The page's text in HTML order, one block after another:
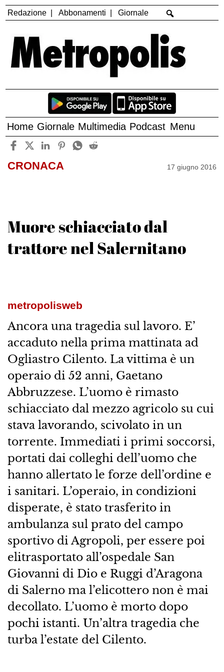
Redazione Abbonamenti Giornale
Home Giornale Multimedia Podcast Menu
CRONACA 17 giugno 2016
Muore schiacciato dal
trattore nel Salernitano
metropolisweb
Ancora una tragedia sul lavoro. E’
accaduto nella prima mattinata ad
Ogliastro Cilento. La vittima è un
operaio di 52 anni, Gaetano
Abbruzzese. L’uomo è rimasto
schiacciato dal mezzo agricolo su cui
stava lavorando, scivolato in un
torrente. Immediati i primi soccorsi,
portati dai colleghi dell’uomo che
hanno allertato le forze dell’ordine e
i sanitari. L’operaio, in condizioni
disperate, è stato trasferito in
ambulanza sul prato del campo
sportivo di Agropoli, per essere poi
elitrasportato all’ospedale San
Giovanni di Dio e Ruggi d’Aragona
di Salerno ma l’elicottero non è mai
decollato. L’uomo è morto dopo
pochi istanti. Un’altra tragedia che
turba l’estate del Cilento.